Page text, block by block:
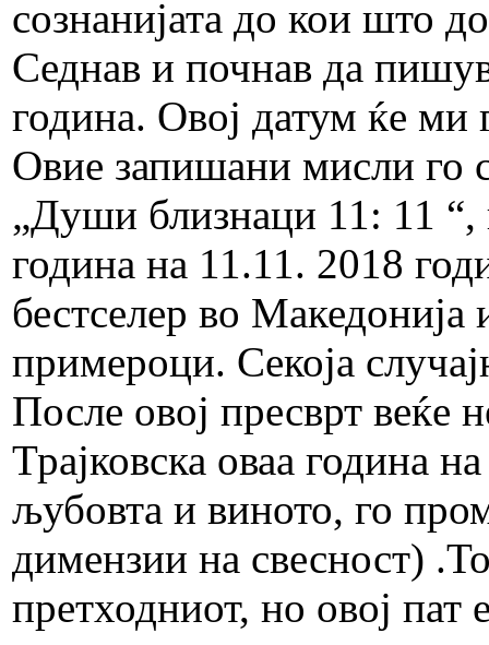
сознанијата до кои што
Седнав и почнав да
година. Овој датум ќе ми
Овие запишани мисли го
„Души близнаци 11: 11 “,
година на 11.11. 2018
бестселер во
примероци. Секоја
После овој пресврт веќе
Трајковска оваа година
љубовта и виното, го
димензии на свесност)
претходниот, но овој